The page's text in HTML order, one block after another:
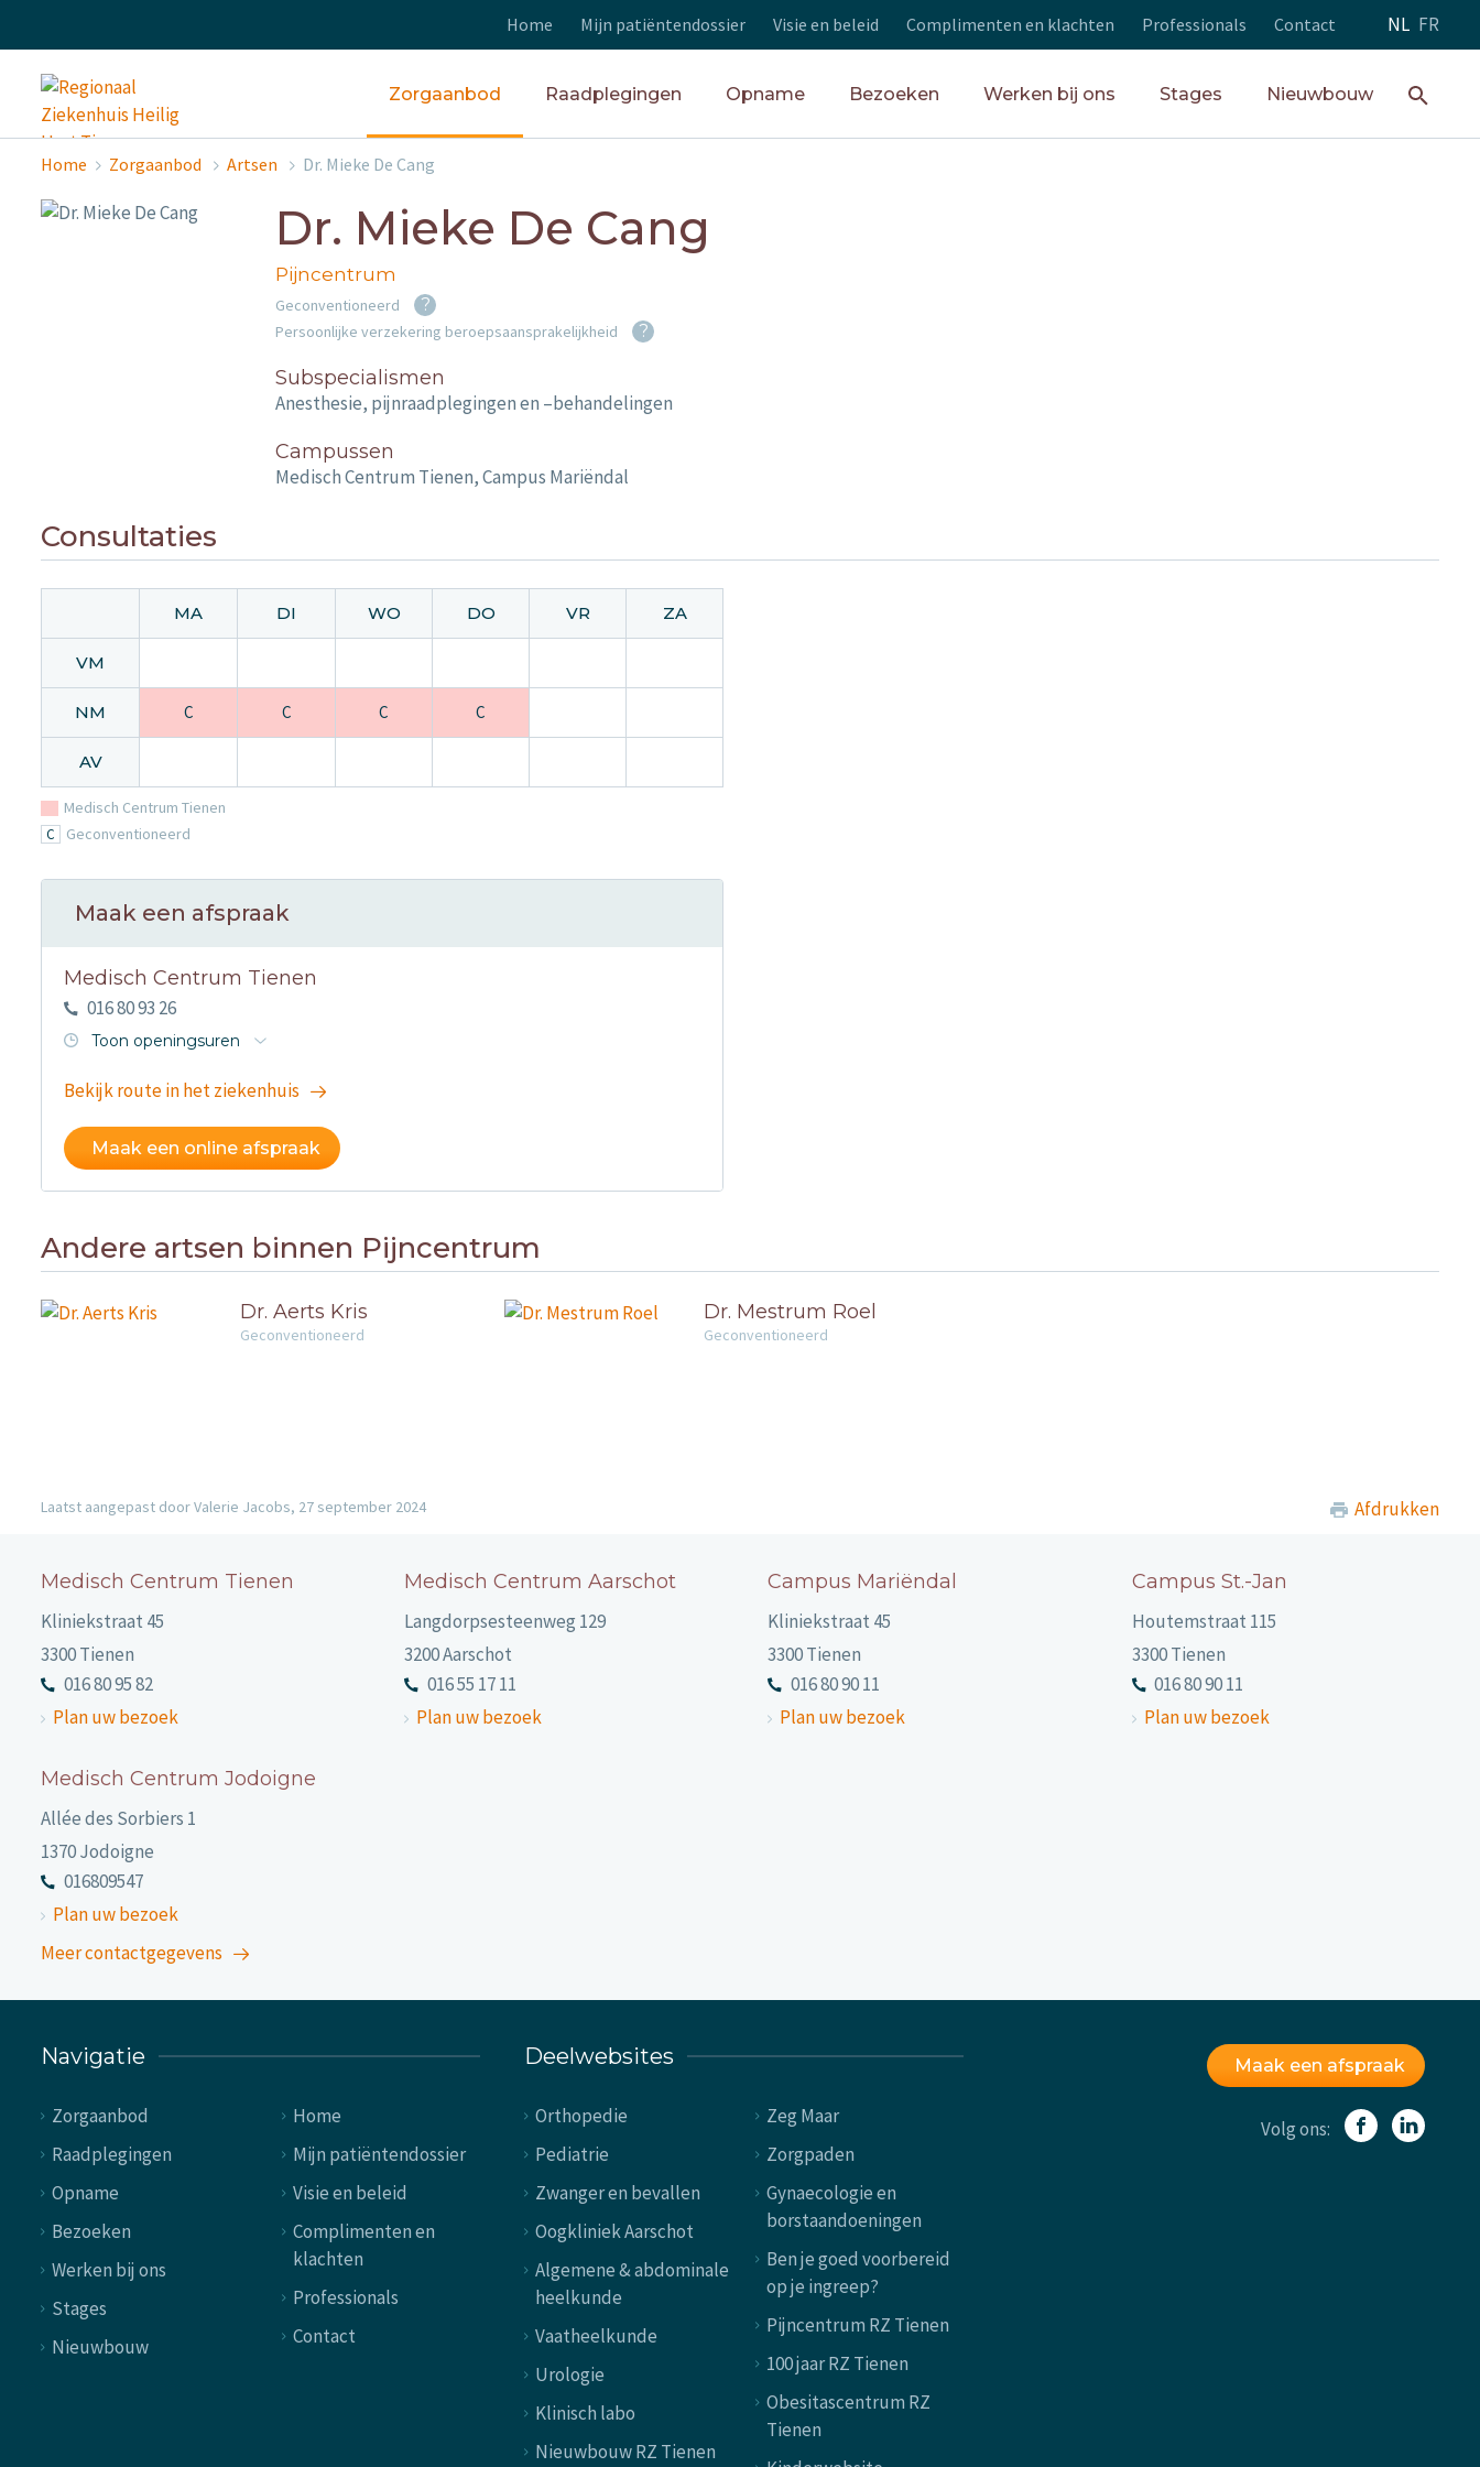
NL FR
Home Mijn patiëntendossier Visie en beleid Complimenten en klachten Professionals Contact
Zorgaanbod Raadplegingen Opname Bezoeken Werken bij ons Stages Nieuwbouw
Home Zorgaanbod Artsen Dr. Mieke De Cang
Dr. Mieke De Cang
Pijncentrum
Geconventioneerd ?
Persoonlijke verzekering beroepsaansprakelijkheid ?
Subspecialismen
Anesthesie, pijnraadplegingen en –behandelingen
Campussen
Medisch Centrum Tienen, Campus Mariëndal
Consultaties
MA DI WO DO VR ZA
VM
NM C C C C
AV
Medisch Centrum Tienen
C Geconventioneerd
Maak een afspraak
Medisch Centrum Tienen
016 80 93 26
Toon openingsuren
Bekijk route in het ziekenhuis
Maak een online afspraak
Andere artsen binnen Pijncentrum
Dr. Aerts Kris
Geconventioneerd
Dr. Mestrum Roel
Geconventioneerd
Laatst aangepast door Valerie Jacobs, 27 september 2024 Afdrukken
Medisch Centrum Tienen
Kliniekstraat 45
3300 Tienen
016 80 95 82
Plan uw bezoek
Medisch Centrum Aarschot
Langdorpsesteenweg 129
3200 Aarschot
016 55 17 11
Plan uw bezoek
Campus Mariëndal
Kliniekstraat 45
3300 Tienen
016 80 90 11
Plan uw bezoek
Campus St.-Jan
Houtemstraat 115
3300 Tienen
016 80 90 11
Plan uw bezoek
Medisch Centrum Jodoigne
Allée des Sorbiers 1
1370 Jodoigne
016809547
Plan uw bezoek
Meer contactgegevens
Navigatie
Zorgaanbod
Raadplegingen
Opname
Bezoeken
Werken bij ons
Stages
Nieuwbouw
Home
Mijn patiëntendossier
Visie en beleid
Complimenten en
klachten
Professionals
Contact
Deelwebsites
Orthopedie
Pediatrie
Zwanger en bevallen
Oogkliniek Aarschot
Algemene & abdominale
heelkunde
Vaatheelkunde
Urologie
Klinisch labo
Nieuwbouw RZ Tienen
Zeg Maar
Zorgpaden
Gynaecologie en
borstaandoeningen
Ben je goed voorbereid
op je ingreep?
Pijncentrum RZ Tienen
100 jaar RZ Tienen
Obesitascentrum RZ
Tienen
Maak een afspraak
Volg ons: